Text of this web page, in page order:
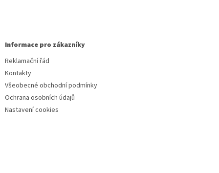
Informace pro zákazníky
Reklamační řád
Kontakty
Všeobecné obchodní podmínky
Ochrana osobních údajů
Nastavení cookies